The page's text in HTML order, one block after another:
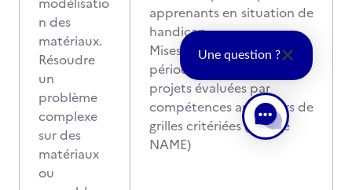
n des
matériaux.
Résoudre
un
problème
complexe
sur des
matériaux
ou
apprenants en situation de
handicap
Mises en situation lors de
périodes en entreprise et
projets évaluées par
compétences au travers de
grilles critériées (échelle
NAME)
Une question ?